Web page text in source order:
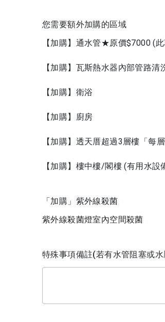
您需要額外加購的區域
【加購】通水管★原價$7000 (
【加購】瓦斯熱水器內部管路清
【加購】衛浴
【加購】廚房
【加購】透天厝超過3層樓「每層
【加購】樓中樓/閣樓 (有用水設
「加購」紫外線殺菌
紫外線殺菌燈室內空間殺菌
特殊事項備註(若有水管阻塞或